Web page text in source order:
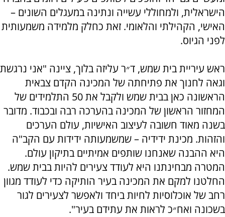
הישראלית, ולמחוללי עשייה ונתינה במעגלים השונים –
האישי, הקהילתי והלאומי. זאת כחלק מלמידה משמעותית
לפני הגיוס.
ראש עיריית בית שמש, ד״ר עליזה בלוך, ציינה "אני נרגשת
וגאה לחנוך את פתיחתה של המכינה הקדם צבאית
הראשונה כאן בבית שמש ולקבל את 50 התלמידים של
המחזור הראשון של המכינה בהערכה רבה ובכבוד. מדובר
בשנה מאוד חשובה לעיצוב האישיות, עולם הערכים
והזהות. מכינת ידידיה – שמשמעותה ידידות עם הקב"ה
היא ההבנה שאנחנו שותפים אמיתיים בתיקון עולם.
המטרה מבחינתנו היא לעודד צעירים להיות בבית שמש.
החלטנו למקם את המכינה בעיר הותיקה כדי לעודד מגוון
רחב של אוכלוסיות לחיות ביחד ולאפשר לצעירים לגור
בשכונה ואח״כ לראות את עתידם בעיר".